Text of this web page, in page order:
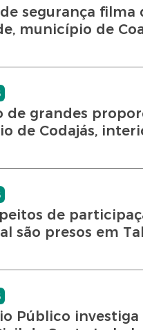
segurança
município de
de grandes
de Codajás,
de
são presos em
Público